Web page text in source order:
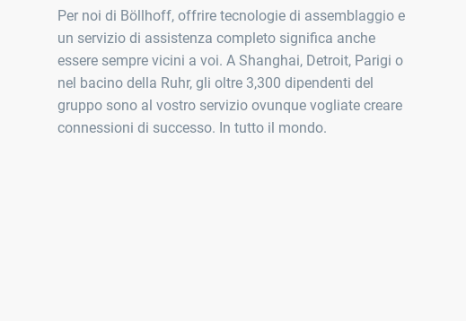
Per noi di Böllhoff, offrire tecnologie di assemblaggio e
un servizio di assistenza completo significa anche
essere sempre vicini a voi. A Shanghai, Detroit, Parigi o
nel bacino della Ruhr, gli oltre 3,300 dipendenti del
gruppo sono al vostro servizio ovunque vogliate creare
connessioni di successo. In tutto il mondo.